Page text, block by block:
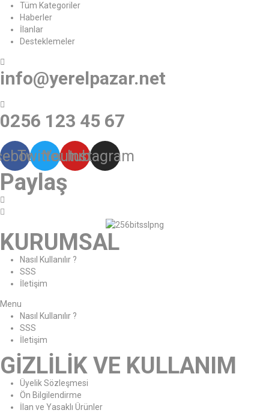
Tüm Kategoriler
Haberler
İlanlar
Desteklemeler
info@yerelpazar.net
0256 123 45 67
TwitterYoutube
Instagram
Paylaş
KURUMSAL
Nasıl Kullanılır ?
SSS
İletişim
Menu
Nasıl Kullanılır ?
SSS
İletişim
GİZLİLİK VE KULLANIM
Üyelik Sözleşmesi
Ön Bilgilendirme
İlan ve Yasaklı Ürünler